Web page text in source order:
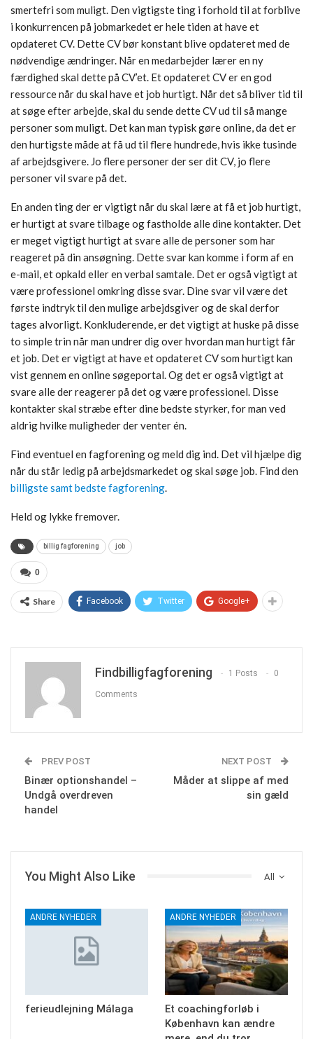
smertefri som muligt. Den vigtigste ting i forhold til at forblive
i konkurrencen på jobmarkedet er hele tiden at have et
opdateret CV. Dette CV bør konstant blive opdateret med de
nødvendige ændringer. Når en medarbejder lærer en ny
færdighed skal dette på CV’et. Et opdateret CV er en god
ressource når du skal have et job hurtigt. Når det så bliver tid til
at søge efter arbejde, skal du sende dette CV ud til så mange
personer som muligt. Det kan man typisk gøre online, da det er
den hurtigste måde at få ud til flere hundrede, hvis ikke tusinde
af arbejdsgivere. Jo flere personer der ser dit CV, jo flere
personer vil svare på det.
En anden ting der er vigtigt når du skal lære at få et job hurtigt,
er hurtigt at svare tilbage og fastholde alle dine kontakter. Det
er meget vigtigt hurtigt at svare alle de personer som har
reageret på din ansøgning. Dette svar kan komme i form af en
e-mail, et opkald eller en verbal samtale. Det er også vigtigt at
være professionel omkring disse svar. Dine svar vil være det
første indtryk til den mulige arbejdsgiver og de skal derfor
tages alvorligt. Konkluderende, er det vigtigt at huske på disse
to simple trin når man undrer dig over hvordan man hurtigt får
et job. Det er vigtigt at have et opdateret CV som hurtigt kan
vist gennem en online søgeportal. Og det er også vigtigt at
svare alle der reagerer på det og være professionel. Disse
kontakter skal stræbe efter dine bedste styrker, for man ved
aldrig hvilke muligheder der venter én.
Find eventuel en fagforening og meld dig ind. Det vil hjælpe dig
når du står ledig på arbejdsmarkedet og skal søge job. Find den
billigste samt bedste fagforening.
Held og lykke fremover.
billig fagforening job
0
Share Facebook Twitter Google+
Findbilligfagforening 1 Posts 0
Comments
PREV POST
Binær optionshandel –
Undgå overdreven
handel
NEXT POST
Måder at slippe af med
sin gæld
All
You Might Also Like
ANDRE NYHEDER
ferieudlejning Málaga
ANDRE NYHEDER
Et coachingforløb i
København kan ændre